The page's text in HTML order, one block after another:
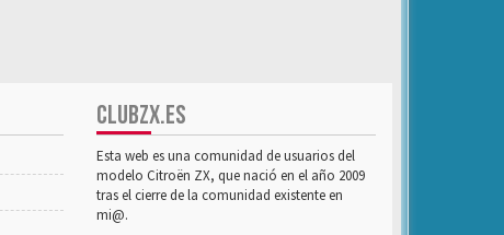
CLUBZX.ES
Esta web es una comunidad de usuarios del
modelo Citroën ZX, que nació en el año 2009
tras el cierre de la comunidad existente en
mi@.